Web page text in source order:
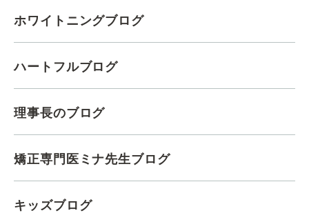
ホワイトニングブログ
ハートフルブログ
理事長のブログ
矯正専門医ミナ先生ブログ
キッズブログ